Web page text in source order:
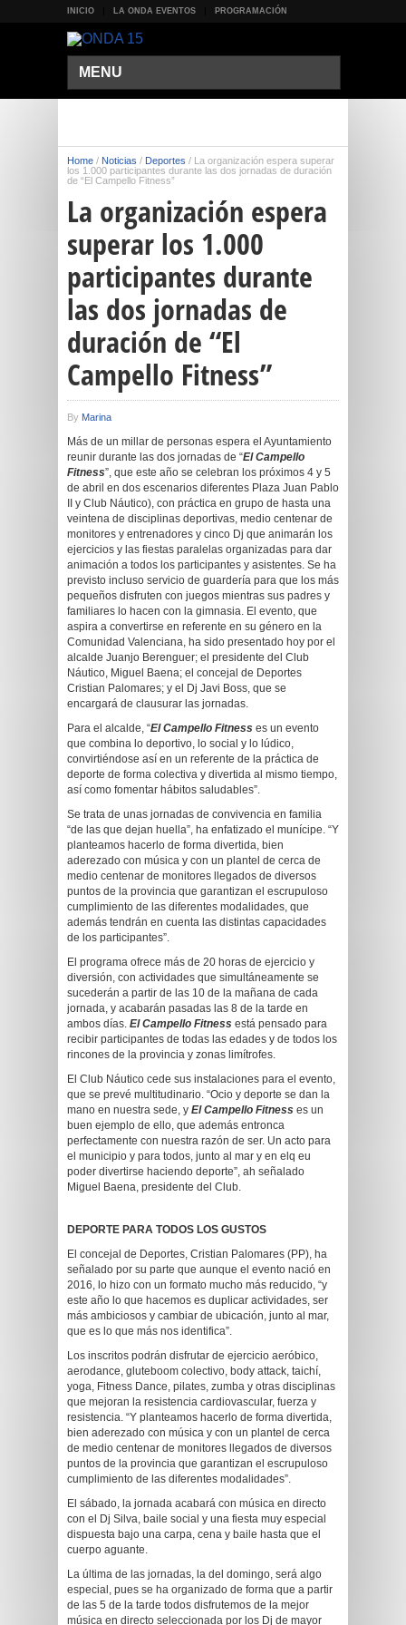
INICIO LA ONDA EVENTOS PROGRAMACIÓN
MENU
Home / Noticias / Deportes / La organización espera superar
los 1.000 participantes durante las dos jornadas de duración
de “El Campello Fitness”
La organización espera
superar los 1.000
participantes durante
las dos jornadas de
duración de “El
Campello Fitness”
By Marina
Más de un millar de personas espera el Ayuntamiento
reunir durante las dos jornadas de “El Campello
Fitness”, que este año se celebran los próximos 4 y 5
de abril en dos escenarios diferentes Plaza Juan Pablo
II y Club Náutico), con práctica en grupo de hasta una
veintena de disciplinas deportivas, medio centenar de
monitores y entrenadores y cinco Dj que animarán los
ejercicios y las fiestas paralelas organizadas para dar
animación a todos los participantes y asistentes. Se ha
previsto incluso servicio de guardería para que los más
pequeños disfruten con juegos mientras sus padres y
familiares lo hacen con la gimnasia. El evento, que
aspira a convertirse en referente en su género en la
Comunidad Valenciana, ha sido presentado hoy por el
alcalde Juanjo Berenguer; el presidente del Club
Náutico, Miguel Baena; el concejal de Deportes
Cristian Palomares; y el Dj Javi Boss, que se
encargará de clausurar las jornadas.
Para el alcalde, “El Campello Fitness es un evento
que combina lo deportivo, lo social y lo lúdico,
convirtiéndose así en un referente de la práctica de
deporte de forma colectiva y divertida al mismo tiempo,
así como fomentar hábitos saludables”.
Se trata de unas jornadas de convivencia en familia
“de las que dejan huella”, ha enfatizado el munícipe. “Y
planteamos hacerlo de forma divertida, bien
aderezado con música y con un plantel de cerca de
medio centenar de monitores llegados de diversos
puntos de la provincia que garantizan el escrupuloso
cumplimiento de las diferentes modalidades, que
además tendrán en cuenta las distintas capacidades
de los participantes”.
El programa ofrece más de 20 horas de ejercicio y
diversión, con actividades que simultáneamente se
sucederán a partir de las 10 de la mañana de cada
jornada, y acabarán pasadas las 8 de la tarde en
ambos días. El Campello Fitness está pensado para
recibir participantes de todas las edades y de todos los
rincones de la provincia y zonas limítrofes.
El Club Náutico cede sus instalaciones para el evento,
que se prevé multitudinario. “Ocio y deporte se dan la
mano en nuestra sede, y El Campello Fitness es un
buen ejemplo de ello, que además entronca
perfectamente con nuestra razón de ser. Un acto para
el municipio y para todos, junto al mar y en elq eu
poder divertirse haciendo deporte”, ah señalado
Miguel Baena, presidente del Club.
DEPORTE PARA TODOS LOS GUSTOS
El concejal de Deportes, Cristian Palomares (PP), ha
señalado por su parte que aunque el evento nació en
2016, lo hizo con un formato mucho más reducido, “y
este año lo que hacemos es duplicar actividades, ser
más ambiciosos y cambiar de ubicación, junto al mar,
que es lo que más nos identifica”.
Los inscritos podrán disfrutar de ejercicio aeróbico,
aerodance, gluteboom colectivo, body attack, taichí,
yoga, Fitness Dance, pilates, zumba y otras disciplinas
que mejoran la resistencia cardiovascular, fuerza y
resistencia. “Y planteamos hacerlo de forma divertida,
bien aderezado con música y con un plantel de cerca
de medio centenar de monitores llegados de diversos
puntos de la provincia que garantizan el escrupuloso
cumplimiento de las diferentes modalidades”.
El sábado, la jornada acabará con música en directo
con el Dj Silva, baile social y una fiesta muy especial
dispuesta bajo una carpa, cena y baile hasta que el
cuerpo aguante.
La última de las jornadas, la del domingo, será algo
especial, pues se ha organizado de forma que a partir
de las 5 de la tarde todos disfrutemos de la mejor
música en directo seleccionada por los Dj de mayor